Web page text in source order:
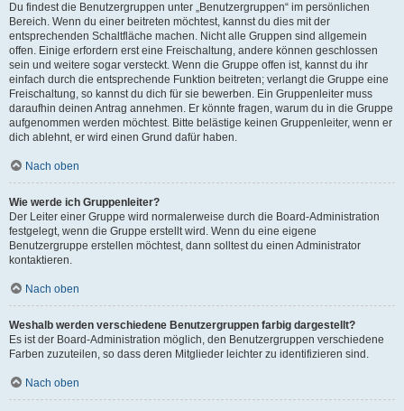
Du findest die Benutzergruppen unter „Benutzergruppen“ im persönlichen
Bereich. Wenn du einer beitreten möchtest, kannst du dies mit der
entsprechenden Schaltfläche machen. Nicht alle Gruppen sind allgemein
offen. Einige erfordern erst eine Freischaltung, andere können geschlossen
sein und weitere sogar versteckt. Wenn die Gruppe offen ist, kannst du ihr
einfach durch die entsprechende Funktion beitreten; verlangt die Gruppe eine
Freischaltung, so kannst du dich für sie bewerben. Ein Gruppenleiter muss
daraufhin deinen Antrag annehmen. Er könnte fragen, warum du in die Gruppe
aufgenommen werden möchtest. Bitte belästige keinen Gruppenleiter, wenn er
dich ablehnt, er wird einen Grund dafür haben.
Nach oben
Wie werde ich Gruppenleiter?
Der Leiter einer Gruppe wird normalerweise durch die Board-Administration
festgelegt, wenn die Gruppe erstellt wird. Wenn du eine eigene
Benutzergruppe erstellen möchtest, dann solltest du einen Administrator
kontaktieren.
Nach oben
Weshalb werden verschiedene Benutzergruppen farbig dargestellt?
Es ist der Board-Administration möglich, den Benutzergruppen verschiedene
Farben zuzuteilen, so dass deren Mitglieder leichter zu identifizieren sind.
Nach oben